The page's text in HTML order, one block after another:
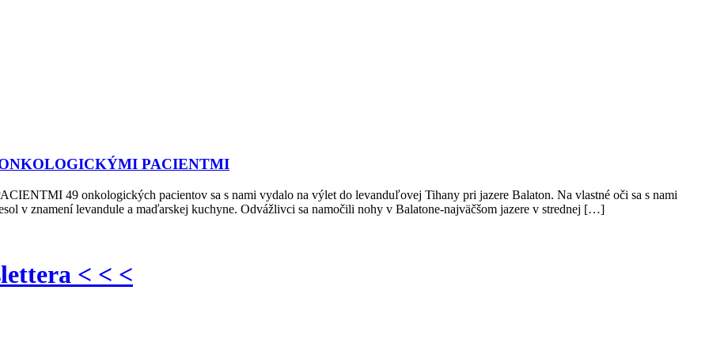
PACIENTMI
49 onkologických pacientov sa s nami vydalo na výlet do levanduľovej Tihany pri jazere Balaton. Na vlastné oči sa s nami
v znamení levandule a maďarskej kuchyne. Odvážlivci sa namočili nohy v Balatone-najväčšom jazere v strednej […]
< < <